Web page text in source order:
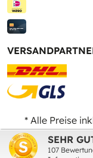
* Alle Preise
Versandkosten
SEHR
107